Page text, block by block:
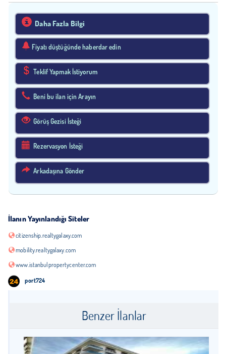
Daha Fazla Bilgi
Fiyatı düştüğünde haberdar edin
Teklif Yapmak İstiyorum
Beni bu ilan için Arayın
Görüş Gezisi İsteği
Rezervasyon İsteği
Arkadaşına Gönder
İlanın Yayınlandığı Siteler
citizenship.realtygalaxy.com
mobility.realtygalaxy.com
www.istanbulpropertycenter.com
port724
Benzer İlanlar